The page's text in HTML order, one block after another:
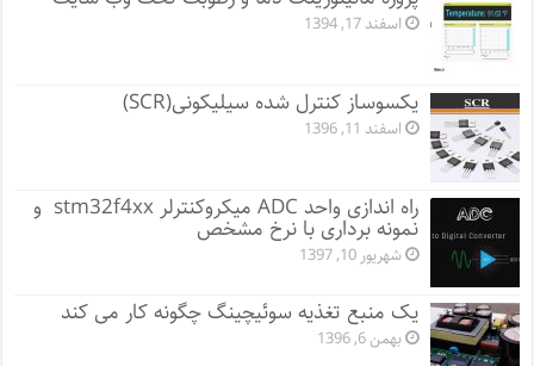
اسفند 17, 1394
یکسوساز کنترل شده سیلیکونی(SCR)
اسفند 11, 1396
راه اندازی واحد ADC میکروکنترلر stm32f4xx و
نمونه برداری با نرخ مشخص
شهریور 10, 1397
یک منبع تغذیه سوئیچینگ چگونه کار می کند
بهمن 6, 1396